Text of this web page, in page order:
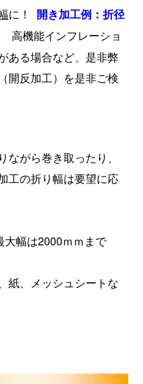
に！
開き加工例：折径
高機能インフレーショ
ある場合など、是非弊
開反加工）を是非ご検
がら巻き取ったり、
工の折り幅は要望に応
幅は2000ｍｍまで
紙、メッシュシートな